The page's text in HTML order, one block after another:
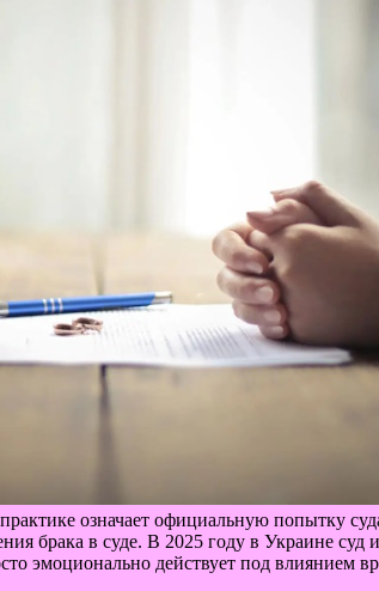
означает официальную попытку
брака в суде. В 2025 году в Украине
эмоционально действует под влиянием